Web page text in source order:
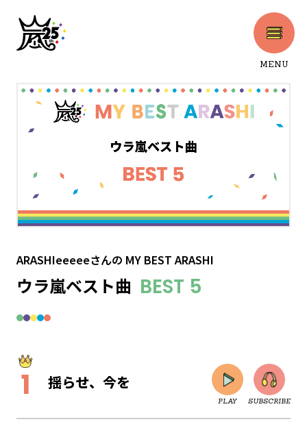
MENU
ARASHIeeeeeさんの MY BEST ARASHI
ウラ嵐ベスト曲 BEST 5
揺らせ、今を
PLAY SUBSCRIBE